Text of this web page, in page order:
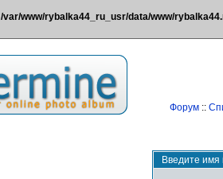
/var/www/rybalka44_ru_usr/data/www/
Форум::
Введите имя